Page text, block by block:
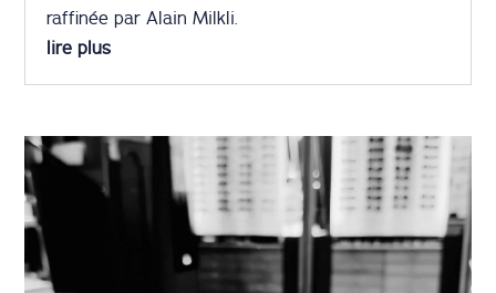
raffinée par Alain Milkli.
lire plus